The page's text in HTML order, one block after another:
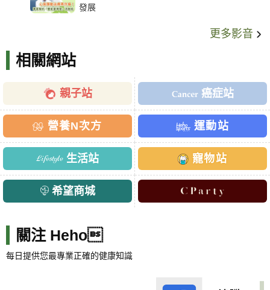
發展
更多影音
相關網站
親子站 癌症站
營養N次方 運動站
生活站 寵物站
希望商城
關注 Heho
每日提供您最專業正確的健康知識